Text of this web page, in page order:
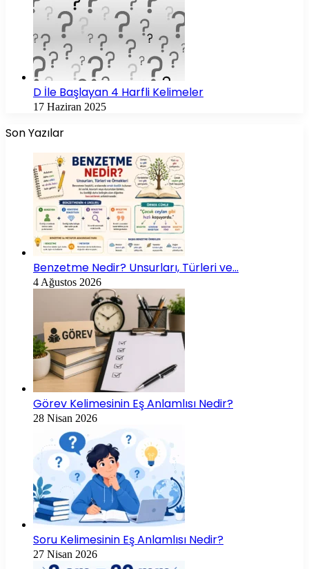
D İle Başlayan 4 Harfli Kelimeler
17 Haziran 2025
Son Yazılar
Benzetme Nedir? Unsurları, Türleri ve…
4 Ağustos 2026
Görev Kelimesinin Eş Anlamlısı Nedir?
28 Nisan 2026
Soru Kelimesinin Eş Anlamlısı Nedir?
27 Nisan 2026